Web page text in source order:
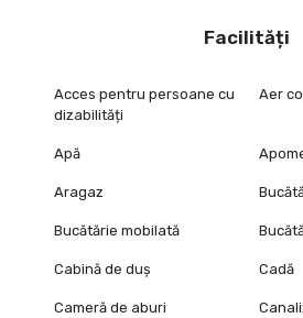
Facilități
Acces pentru persoane cu
dizabilități
Aer
Apă
Aragaz
Bucătărie mobilată
Cabină de duș Cadă
Cameră de aburi